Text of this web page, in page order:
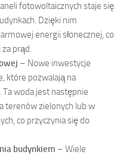
fotowoltaicznych staje się
Dzięki nim
energii słonecznej, co
za prąd.
– Nowe inwestycje
które pozwalają na
woda jest następnie
terenów zielonych lub w
co przyczynia się do
budynkiem – Wiele